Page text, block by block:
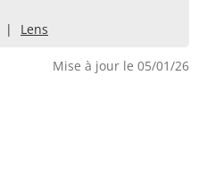
Lens
Mise à jour le 05/01/26